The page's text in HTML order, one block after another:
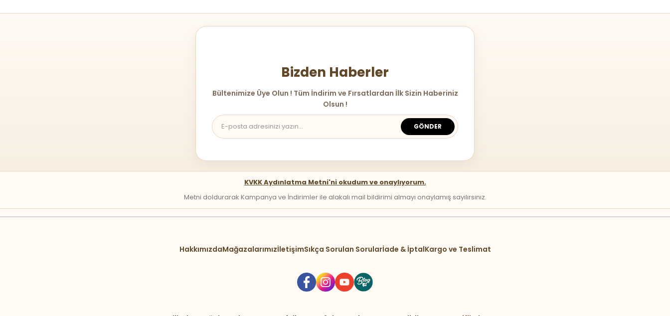
Bizden Haberler
Bültenimize Üye Olun ! Tüm İndirim ve Fırsatlardan İlk Sizin Haberiniz
Olsun !
GÖNDER
KVKK Aydınlatma Metni'ni okudum ve onaylıyorum.
Metni doldurarak Kampanya ve İndirimler ile alakalı mail bildirimi almayı onaylamış sayılırsınız.
HakkımızdaMağazalarımızİletişimSıkça Sorulan Sorularİade & İptalKargo ve Teslimat